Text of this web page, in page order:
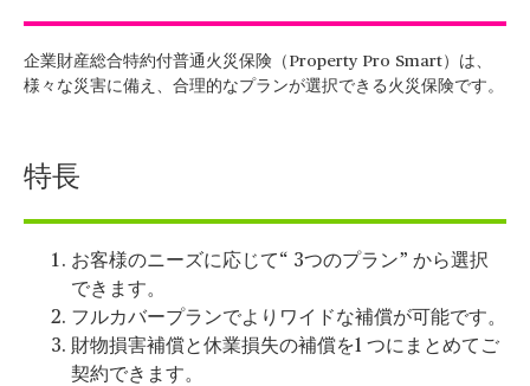
企業財産総合特約付普通火災保険（Property Pro Smart）は、
様々な災害に備え、合理的なプランが選択できる火災保険です。
特長
お客様のニーズに応じて“ 3つのプラン” から選択
できます。
フルカバープランでよりワイドな補償が可能です。
財物損害補償と休業損失の補償を1 つにまとめてご
契約できます。